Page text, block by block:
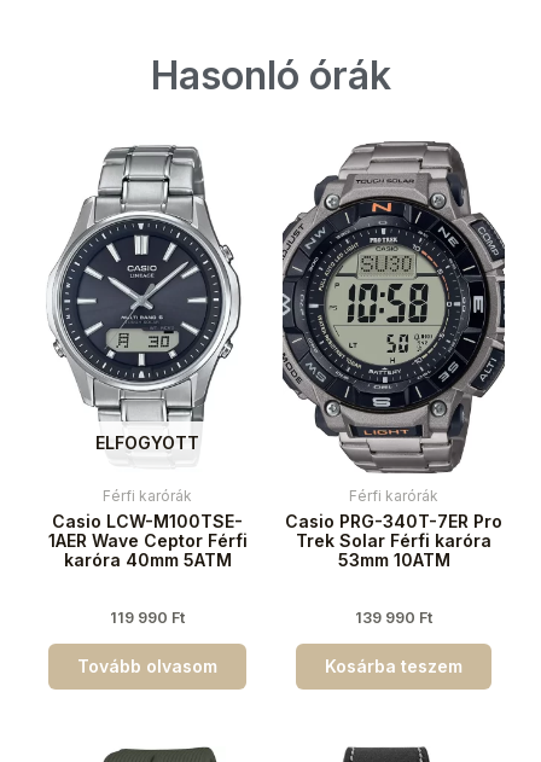
Hasonló órák
ELFOGYOTT
Férfi karórák
Casio LCW-M100TSE-
1AER Wave Ceptor Férfi
karóra 40mm 5ATM
119 990 Ft
Tovább olvasom
Férfi karórák
Casio PRG-340T-7ER Pro
Trek Solar Férfi karóra
53mm 10ATM
139 990 Ft
Kosárba teszem